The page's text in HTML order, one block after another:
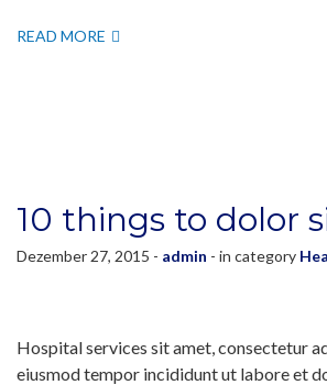
READ MORE
10 things to dolor
Dezember 27, 2015 - admin - in category
Hospital services sit amet, consectetur
eiusmod tempor incididunt ut labore et